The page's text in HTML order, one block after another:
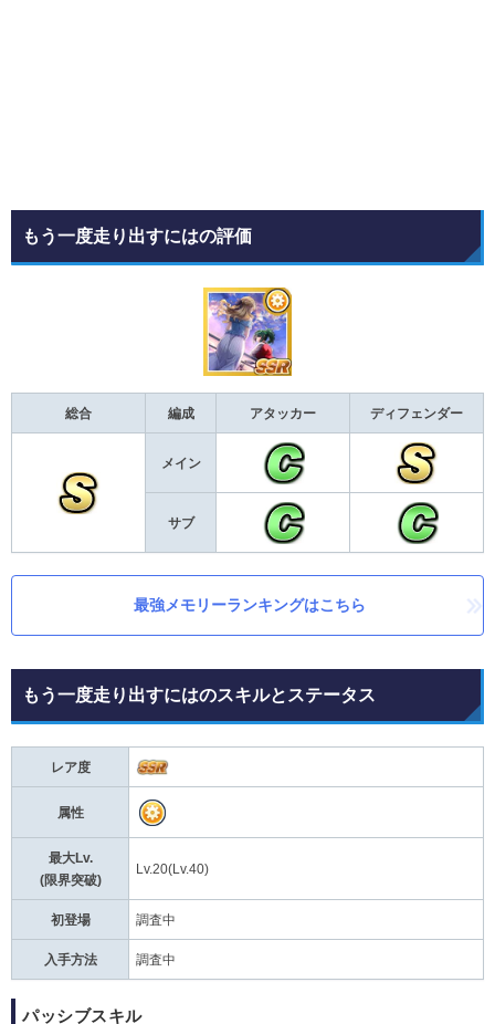
もう一度走り出すにはの評価
総合 編成 アタッカー ディフェンダー
メイン
サブ
最強メモリーランキングはこちら
もう一度走り出すにはのスキルとステータス
レア度
属性
最大Lv.
(限界突破)
Lv.20(Lv.40)
初登場 調査中
入手方法 調査中
パッシブスキル